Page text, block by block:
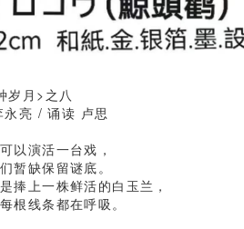
岁月>之八
永亮 / 诵读 卢思
以演活一台戏，
暂缺保留谜底。
捧上一株鲜活的白玉兰，
根线条都在呼吸。